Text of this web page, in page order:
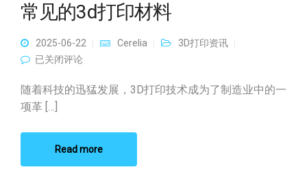
常见的3d打印材料
2025-06-22 Cerelia
3D打印资讯
常见的3d打印材料
已关闭评论
随着科技的迅猛发展，3D打印技术成为了制造业中的一
项革 […]
Read more